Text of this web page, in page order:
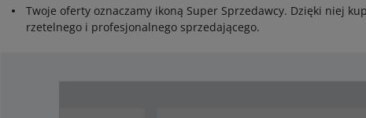
Twoje oferty oznaczamy ikoną Super Sprzedawcy. Dzięki niej
rzetelnego i profesjonalnego sprzedającego.